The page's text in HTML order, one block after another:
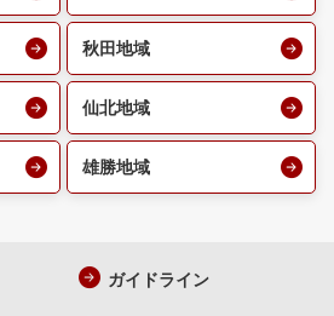
秋田地域
仙北地域
雄勝地域
ガイドライン